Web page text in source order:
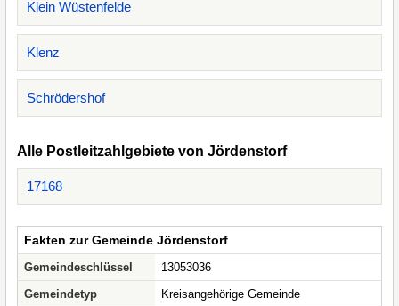
Klein Wüstenfelde
Klenz
Schrödershof
Alle Postleitzahlgebiete von Jördenstorf
17168
Fakten zur Gemeinde Jördenstorf
Gemeindeschlüssel
13053036
Gemeindetyp
Kreisangehörige Gemeinde